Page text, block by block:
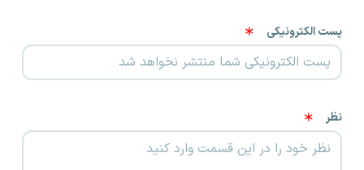
پست الکترونیکی
نظر